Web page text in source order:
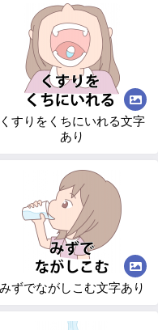
くすりをくちにいれる文字
あり
みずでながしこむ文字あり